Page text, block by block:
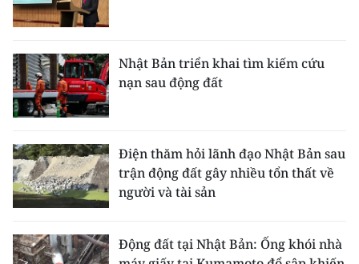
Nhật Bản triển khai tìm kiếm cứu
nạn sau động đất
Điện thăm hỏi lãnh đạo Nhật Bản sau
trận động đất gây nhiều tổn thất về
người và tài sản
Động đất tại Nhật Bản: Ống khói nhà